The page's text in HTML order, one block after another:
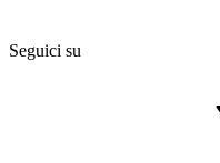
Seguici su